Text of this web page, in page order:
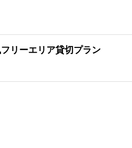
リーエリア貸切プラン